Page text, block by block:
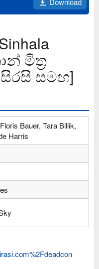
මිත්‍ර
සමඟ]
Bauer, Tara Billik,
Harris